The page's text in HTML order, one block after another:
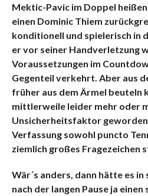
Mektic-Pavic im Doppel
einen Dominic Thiem
konditionell und spielerisch in
er vor seiner Handverletzung
Voraussetzungen im
Gegenteil verkehrt. Aber aus
früher aus dem Ärmel beuteln
mittlerweile leider mehr oder
Unsicherheitsfaktor
Verfassung sowohl puncto
ziemlich großes Fragezeichen
Wär´s anders, dann hätte es
nach der langen Pause ja